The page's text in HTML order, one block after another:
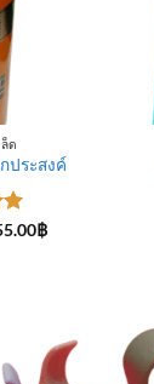
ด
ประสงค์
฿Price